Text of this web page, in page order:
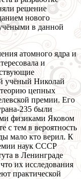
решение
нового
в данной
атомного ядра и
и
учёный Николай
цепных
премии. Его
235 были
физиками Яковом
с тем в вероятность
мало кто верил. К
наук СССР
в Ленинграде
их исследования
практической